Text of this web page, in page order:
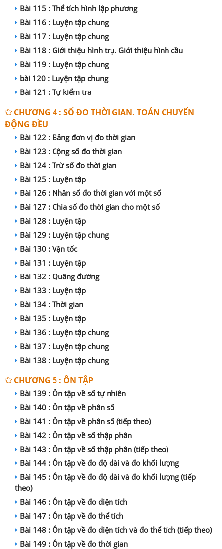
Bài 115 : Thể tích hình lập phương
Bài 116 : Luyện tập chung
Bài 117 : Luyện tập chung
Bài 118 : Giới thiệu hình trụ. Giới thiệu hình cầu
Bài 119 : Luyện tập chung
bài 120 : Luyện tập chung
Bài 121 : Tự kiểm tra
CHƯƠNG 4 : SỐ ĐO THỜI GIAN. TOÁN CHUYỂN
ĐỘNG ĐỀU
Bài 122 : Bảng đơn vị đo thời gian
Bài 123 : Cộng số đo thời gian
Bài 124 : Trừ số đo thời gian
Bài 125 : Luyện tập
Bài 126 : Nhân số đo thời gian với một số
Bài 127 : Chia số đo thời gian cho một số
Bài 128 : Luyện tập
Bài 129 : Luyện tập chung
Bài 130 : Vận tốc
Bài 131 : Luyện tập
Bài 132 : Quãng đường
Bài 133 : Luyện tập
Bài 134 : Thời gian
Bài 135 : Luyện tập
Bài 136 : Luyện tập chung
Bài 137 : Luyện tập chung
Bài 138 : Luyện tập chung
CHƯƠNG 5 : ÔN TẬP
Bài 139 : Ôn tập về số tự nhiên
Bài 140 : Ôn tập về phân số
Bài 141 : Ôn tập về phân số (tiếp theo)
Bài 142 : Ôn tập về số thập phân
Bài 143 : Ôn tập về số thập phân (tiếp theo)
Bài 144 : Ôn tập về đo độ dài và đo khối lượng
Bài 145 : Ôn tập về đo độ dài và đo khối lượng (tiếp
theo)
Bài 146 : Ôn tập về đo diện tích
Bài 147 : Ôn tập về đo thể tích
Bài 148 : Ôn tập về đo diện tích và đo thể tích (tiếp theo)
Bài 149 : Ôn tập về đo thời gian